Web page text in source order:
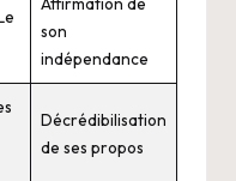
son
indépendance
Décrédibilisation
de ses propos